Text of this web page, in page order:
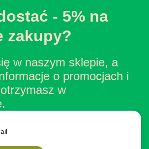
- 5% na
zakupy?
w naszym sklepie, a
o promocjach i
w